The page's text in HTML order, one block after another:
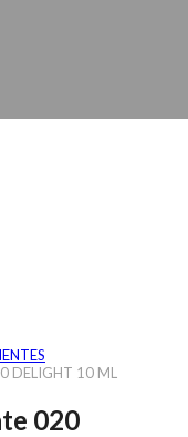
DELIGHT 10 ML
020